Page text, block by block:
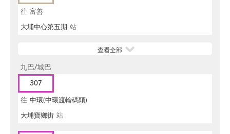
往 富善
大埔中心第五期 站
查看全部
九巴/城巴
307
往 中環(中環渡輪碼頭)
大埔寶鄉街 站